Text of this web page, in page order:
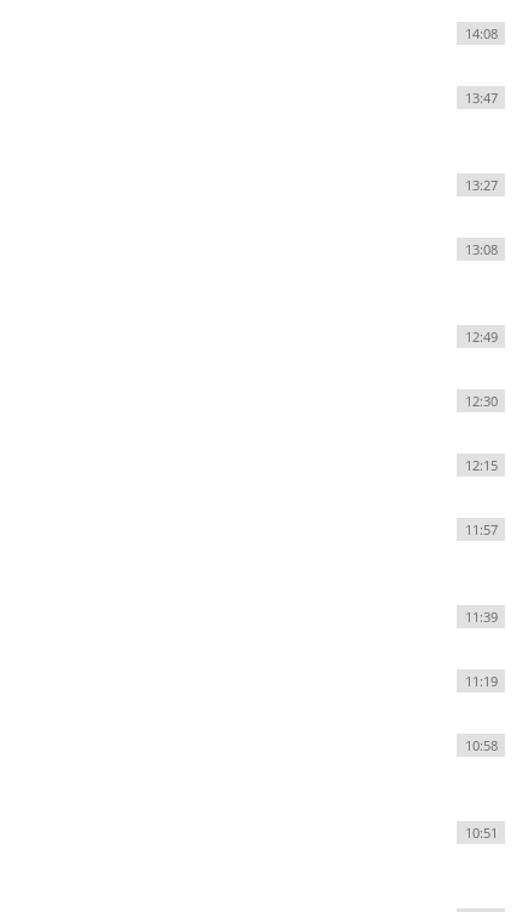
14:08
13:47
13:27
13:08
12:49
12:30
12:15
11:57
11:39
11:19
10:58
10:51